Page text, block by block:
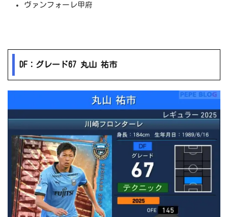
ヴァンフォーレ甲府
DF：グレード67 丸山 祐市